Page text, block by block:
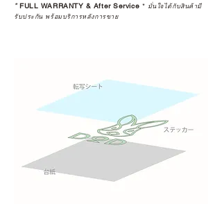
*FULL WARRANTY & After Service * มั่นใจได้กับสินค้ามี
รับประกัน พร้อมบริการหลังการขาย